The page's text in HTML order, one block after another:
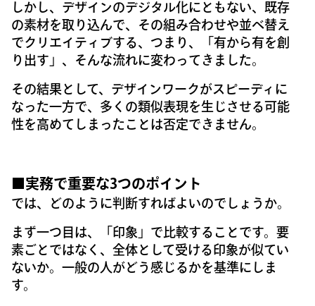
しかし、デザインのデジタル化にともない、既存
の素材を取り込んで、その組み合わせや並べ替え
でクリエイティブする、つまり、「有から有を創
り出す」、そんな流れに変わってきました。
その結果として、デザインワークがスピーディに
なった一方で、多くの類似表現を生じさせる可能
性を高めてしまったことは否定できません。
■実務で重要な3つのポイント
では、どのように判断すればよいのでしょうか。
まず一つ目は、「印象」で比較することです。要
素ごとではなく、全体として受ける印象が似てい
ないか。一般の人がどう感じるかを基準にしま
す。